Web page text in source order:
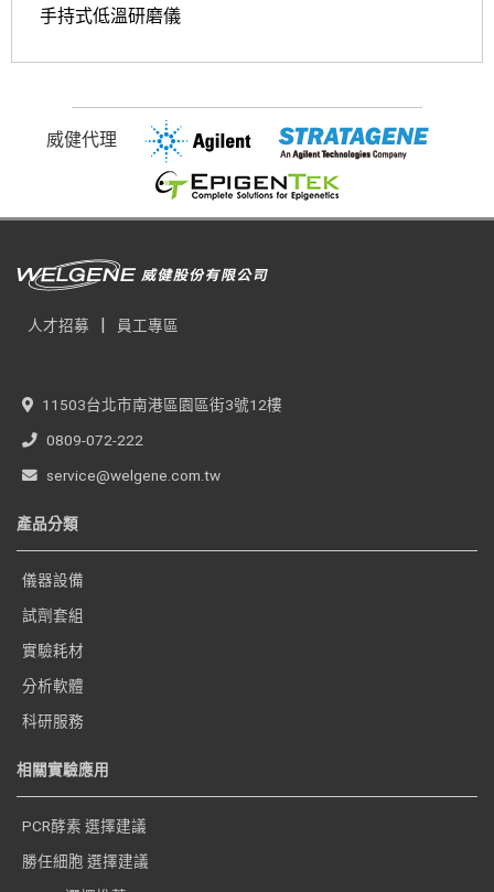
手持式低溫研磨儀
威健代理
人才招募 | 員工專區
11503台北市南港區園區街3號12樓
0809-072-222
service@welgene.com.tw
產品分類
儀器設備
試劑套組
實驗耗材
分析軟體
科研服務
相關實驗應用
PCR酵素 選擇建議
勝任細胞 選擇建議